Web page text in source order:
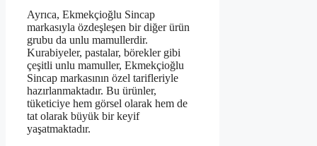
Ayrıca, Ekmekçioğlu Sincap
markasıyla özdeşleşen bir diğer ürün
grubu da unlu mamullerdir.
Kurabiyeler, pastalar, börekler gibi
çeşitli unlu mamuller, Ekmekçioğlu
Sincap markasının özel tarifleriyle
hazırlanmaktadır. Bu ürünler,
tüketiciye hem görsel olarak hem de
tat olarak büyük bir keyif
yaşatmaktadır.